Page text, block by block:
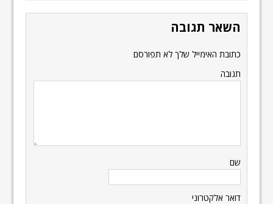
השאר תגובה
כתובת האימייל שלך לא תפורסם
תגובה
שם
דואר אלקטרוני